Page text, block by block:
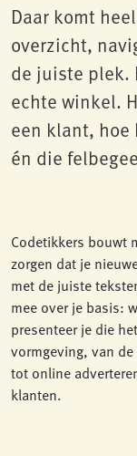
Daar komt
overzicht,
de juiste plek.
echte winkel.
een klant,
én die
Codetikkers bouwt
zorgen dat je
met de juiste
mee over je basis:
presenteer je die
vormgeving, van
tot online
klanten.